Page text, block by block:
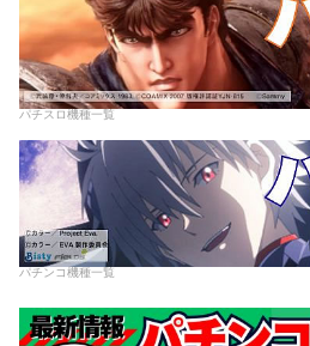
パチスロ機種一覧
パチンコ機種一覧